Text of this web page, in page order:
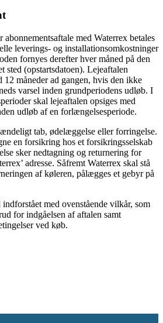
abonnementsaftale med Waterrex betales
leverings- og installationsomkostninger
fornyes derefter hver måned på den
sted (opstartsdatoen). Lejeaftalen
måneder ad gangen, hvis den ikke
varsel inden grundperiodens udløb. I
skal lejeaftalen opsiges med
udløb af en forlængelsesperiode.
tab, ødelæggelse eller forringelse.
en forsikring hos et forsikringsselskab
sker nedtagning og returnering for
adresse. Såfremt Waterrex skal stå
af køleren, pålægges et gebyr på
med ovenstående vilkår, som
for indgåelsen af aftalen samt
ved køb.